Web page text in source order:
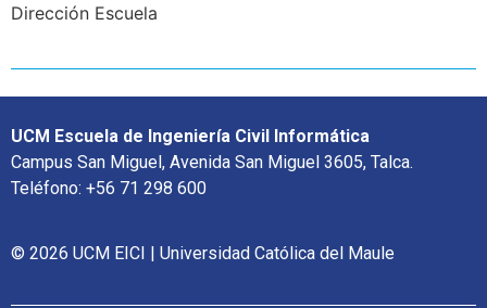
Dirección Escuela
UCM Escuela de Ingeniería Civil Informática
Campus San Miguel, Avenida San Miguel 3605, Talca.
Teléfono: +56 71 298 600
© 2026 UCM EICI | Universidad Católica del Maule